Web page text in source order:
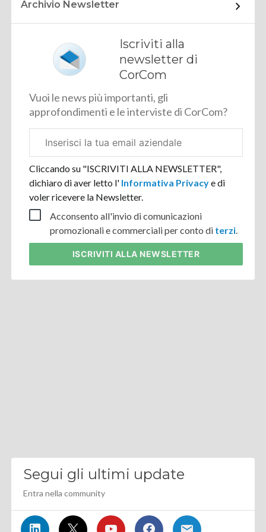
Archivio Newsletter
Iscriviti alla
newsletter di
CorCom
Vuoi le news più importanti, gli
approfondimenti e le interviste di CorCom?
aziendale
Cliccando su "ISCRIVITI ALLA NEWSLETTER",
dichiaro di aver letto l' Informativa Privacye di
voler ricevere la Newsletter.
Acconsento all'invio di comunicazioni
promozionali e commerciali per conto di terzi.
ISCRIVITI ALLA NEWSLETTER
Segui gli ultimi update
Entra nella community